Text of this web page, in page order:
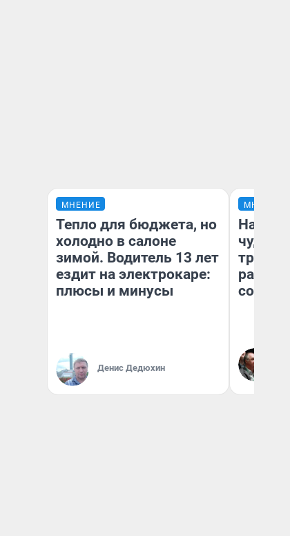
МНЕНИЕ
Тепло для бюджета, но
холодно в салоне
зимой. Водитель 13 лет
ездит на электрокаре:
плюсы и минусы
Денис Дедюхин
МНЕНИЕ
чудом